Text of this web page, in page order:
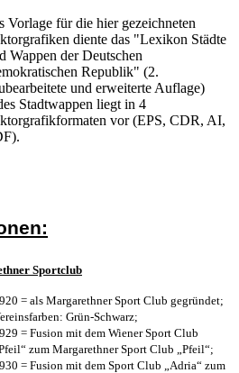
Vorlage für die hier gezeichneten
diente das "Lexikon Städte
Wappen der Deutschen
Republik" (2.
und erweiterte Auflage)
Stadtwappen liegt in 4
vor (EPS, CDR, AI,
Sportclub
= als Margarethner Sport Club gegründet;
Grün-Schwarz;
= Fusion mit dem Wiener Sport Club
zum Margarethner Sport Club „Pfeil“;
= Fusion mit dem Sport Club „Adria“ zum